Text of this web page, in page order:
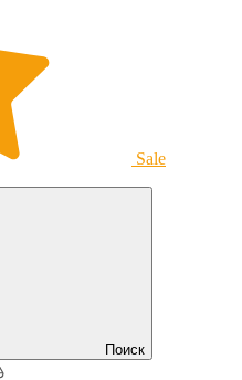
Sale
Поиск